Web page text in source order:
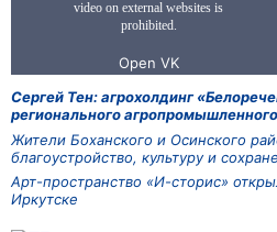
Сергей Тен: агрохолдинг
регионального
Жители Боханского и Осинского
благоустройство, культуру и
Арт-пространство «И-сторис»
Иркутске